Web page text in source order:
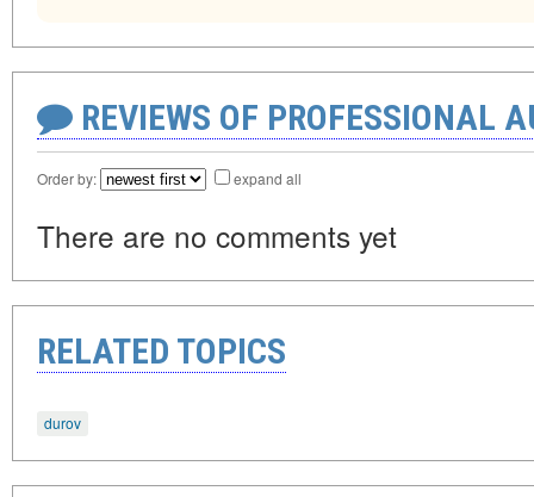
REVIEWS OF PROFESSIONAL
Order by: expand all
There are no comments yet
RELATED TOPICS
durov